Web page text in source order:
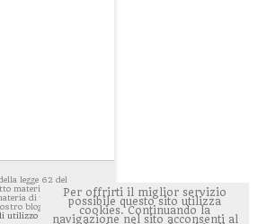
legge 62 del
materiale avessero
di privacy. E'
blog ponendo
utilizzo del sito
Per offrirti il miglior servizio
possibile questo sito utilizza
cookies. Continuando la
navigazione nel sito acconsenti al